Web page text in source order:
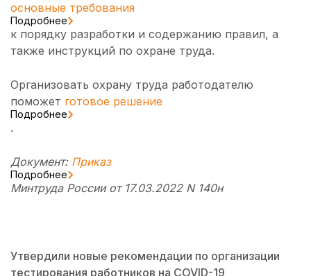
основные требования
Подробнее
к порядку разработки и содержанию правил, а
также инструкций по охране труда.
Организовать охрану труда работодателю
поможет готовое решение
Подробнее
.
Документ: Приказ
Подробнее
Минтруда России от 17.03.2022 N 140н
Утвердили новые рекомендации по организации
тестирования работников на COVID-19